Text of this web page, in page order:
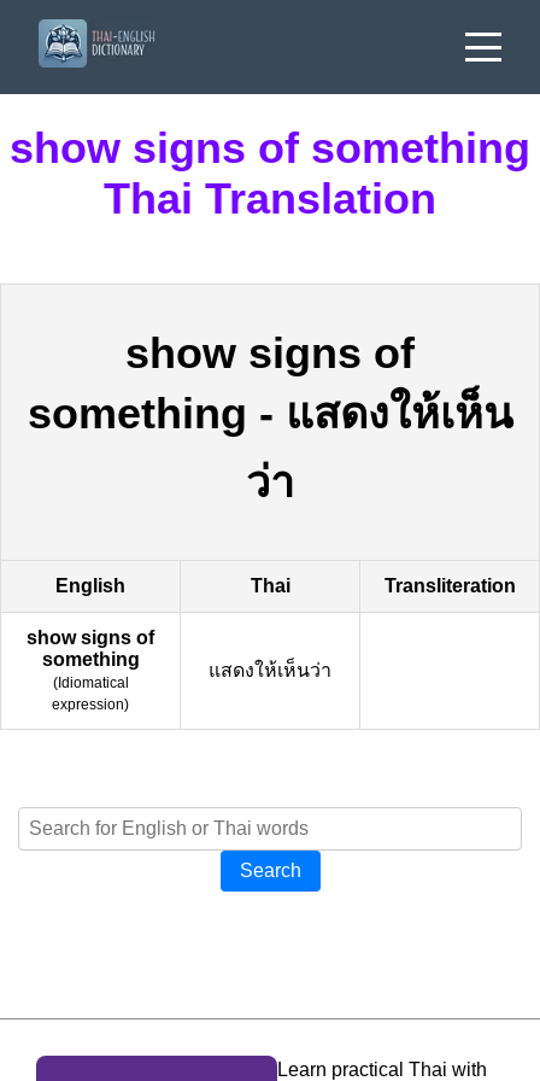
show signs of something
Thai Translation
show signs of
something - แสดงให้เห็น
ว่า
English Thai Transliteration
show signs of
something
(Idiomatical
expression)
แสดงให้เห็นว่า
Search
Learn practical Thai with